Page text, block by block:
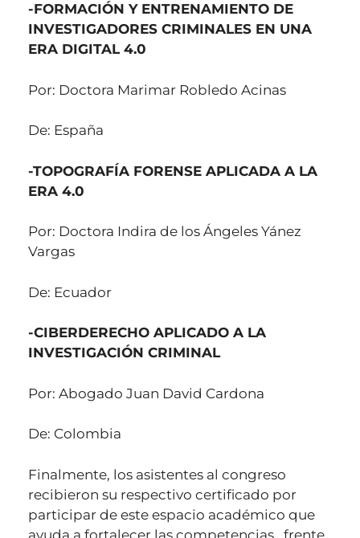
-FORMACIÓN Y ENTRENAMIENTO DE
INVESTIGADORES CRIMINALES EN UNA
ERA DIGITAL 4.0
Por: Doctora Marimar Robledo Acinas
De: España
-TOPOGRAFÍA FORENSE APLICADA A LA
ERA 4.0
Por: Doctora Indira de los Ángeles Yánez
Vargas
De: Ecuador
-CIBERDERECHO APLICADO A LA
INVESTIGACIÓN CRIMINAL
Por: Abogado Juan David Cardona
De: Colombia
Finalmente, los asistentes al congreso
recibieron su respectivo certificado por
participar de este espacio académico que
ayuda a fortalecer las competencias frente